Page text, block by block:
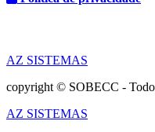
AZ SISTEMAS
copyright © SOBECC -
AZ SISTEMAS